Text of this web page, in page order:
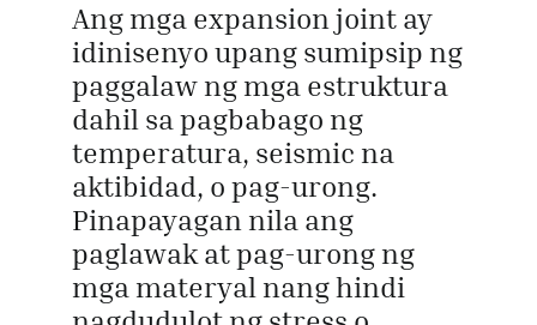
Ang mga expansion joint ay
idinisenyo upang sumipsip ng
paggalaw ng mga estruktura
dahil sa pagbabago ng
temperatura, seismic na
aktibidad, o pag-urong.
Pinapayagan nila ang
paglawak at pag-urong ng
mga materyal nang hindi